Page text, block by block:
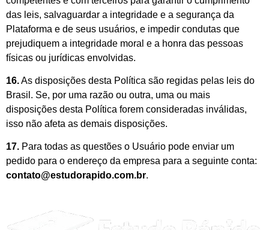
das leis, salvaguardar a integridade e a segurança da
Plataforma e de seus usuários, e impedir condutas que
prejudiquem a integridade moral e a honra das pessoas
físicas ou jurídicas envolvidas.
16.As disposições desta Política são regidas pelas leis do
Brasil. Se, por uma razão ou outra, uma ou mais
disposições desta Política forem consideradas inválidas,
isso não afeta as demais disposições.
17. Para todas as questões o Usuário pode enviar um
pedido para o endereço da empresa para a seguinte conta:
contato@estudorapido.com.br.